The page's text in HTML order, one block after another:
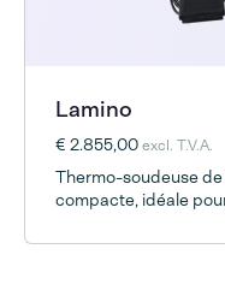
Lamino
€ 2.855,00excl. T.V.A.
Thermo-soudeuse
compacte, idéale